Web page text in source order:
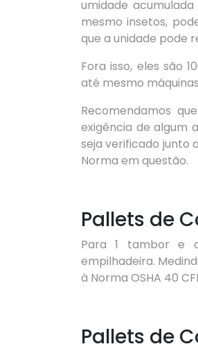
umidade
mesmo insetos,
que a unidade pode
Fora isso, eles são
até mesmo
Recomendamos
exigência de algum
seja verificado junto
Norma em questão.
Pallets de
Para 1 tambor e
empilhadeira.
à Norma OSHA 40
Pallets de